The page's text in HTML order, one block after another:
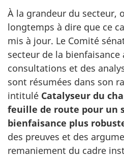
À la grandeur du secteur,
longtemps à dire que ce
mis à jour. Le Comité
secteur de la bienfaisance
consultations et des
sont résumées dans son
intitulé Catalyseur du
feuille de route pour un
bienfaisance plus
des preuves et des
remaniement du cadre